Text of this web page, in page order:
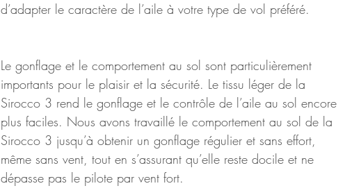
d’adapter le caractère de l’aile à votre type de vol préféré.
Le gonflage et le comportement au sol sont particulièrement
importants pour le plaisir et la sécurité. Le tissu léger de la
Sirocco 3 rend le gonflage et le contrôle de l’aile au sol encore
plus faciles. Nous avons travaillé le comportement au sol de la
Sirocco 3 jusqu’à obtenir un gonflage régulier et sans effort,
même sans vent, tout en s’assurant qu’elle reste docile et ne
dépasse pas le pilote par vent fort.